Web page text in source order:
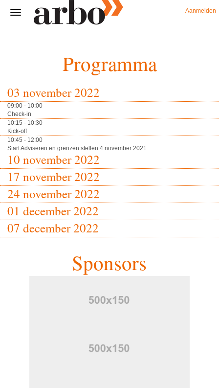
Aanmelden
Programma
03 november 2022
09:00 - 10:00
Check-in
10:15 - 10:30
Kick-off
10:45 - 12:00
Start Adviseren en grenzen stellen 4 november 2021
10 november 2022
17 november 2022
24 november 2022
01 december 2022
07 december 2022
Sponsors